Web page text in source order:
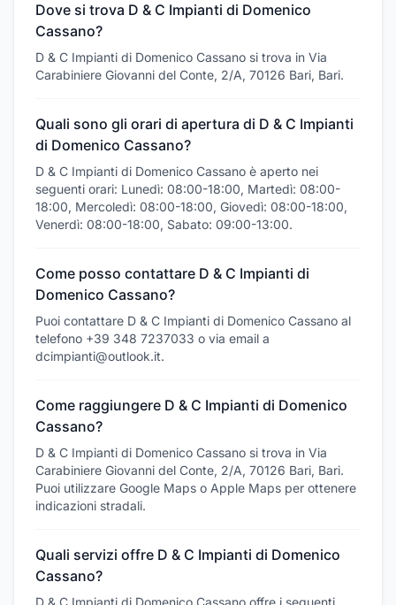
Dove si trova D & C Impianti di Domenico
Cassano?
D & C Impianti di Domenico Cassano si trova in Via
Carabiniere Giovanni del Conte, 2/A, 70126 Bari, Bari.
Quali sono gli orari di apertura di D & C Impianti
di Domenico Cassano?
D & C Impianti di Domenico Cassano è aperto nei
seguenti orari: Lunedì: 08:00-18:00, Martedì: 08:00-
18:00, Mercoledì: 08:00-18:00, Giovedì: 08:00-18:00,
Venerdì: 08:00-18:00, Sabato: 09:00-13:00.
Come posso contattare D & C Impianti di
Domenico Cassano?
Puoi contattare D & C Impianti di Domenico Cassano al
telefono +39 348 7237033 o via email a
dcimpianti@outlook.it.
Come raggiungere D & C Impianti di Domenico
Cassano?
D & C Impianti di Domenico Cassano si trova in Via
Carabiniere Giovanni del Conte, 2/A, 70126 Bari, Bari.
Puoi utilizzare Google Maps o Apple Maps per ottenere
indicazioni stradali.
Quali servizi offre D & C Impianti di Domenico
Cassano?
D & C Impianti di Domenico Cassano offre i seguenti